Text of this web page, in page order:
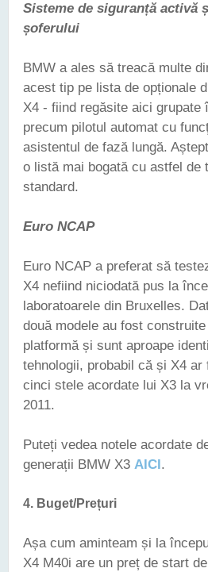
Sisteme de siguranță activă
șoferului
BMW a ales să treacă multe
acest tip pe lista de opționale
X4 - fiind regăsite aici grupate
precum pilotul automat cu
asistentul de fază lungă.
o listă mai bogată cu astfel de
standard.
Euro NCAP
Euro NCAP a preferat să
X4 nefiind niciodată pus la
laboratoarele din Bruxelles.
două modele au fost
platformă și sunt aproape
tehnologii, probabil că și X4
cinci stele acordate lui X3 la
2011.
Puteți vedea notele acordate
generații BMW X3 AICI .
4. Buget/Prețuri
Așa cum aminteam și la
X4 M40i are un preț de start